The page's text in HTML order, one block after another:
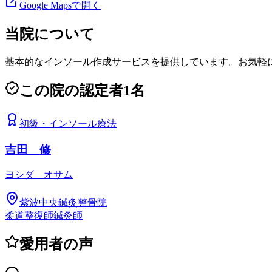
Google Mapsで開く
当院について
基本的なインソール作成サービスを提供しています。お気軽
この院の認定者1名
初級 ・ インソール療法
吉田 修
ヨシダ オサム
紫波中央鍼灸整骨院
柔道整復師鍼灸師
愛用者の声